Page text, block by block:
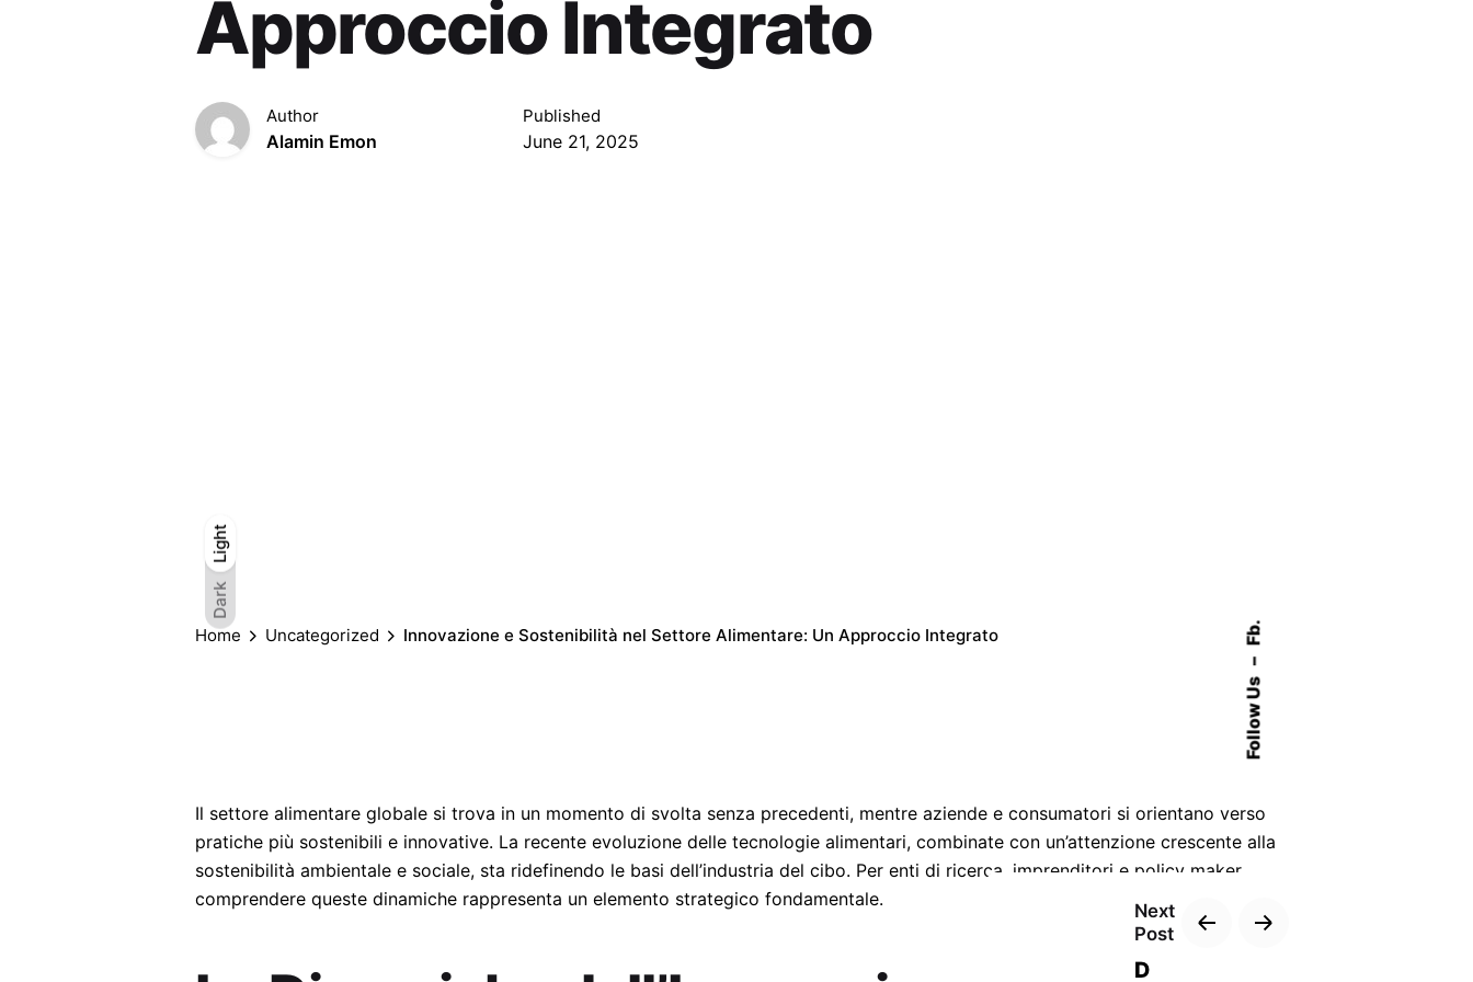
Dark
Light
Dark
Light
Follow Us
–
Fb.
Approccio Integrato
Author
Alamin Emon
Published
June 21, 2025
Home Uncategorized Innovazione e Sostenibilità nel Settore Alimentare: Un Approccio Integrato
Il settore alimentare globale si trova in un momento di svolta senza precedenti, mentre aziende e consumatori si orientano verso
pratiche più sostenibili e innovative. La recente evoluzione delle tecnologie alimentari, combinate con un’attenzione crescente alla
sostenibilità ambientale e sociale, sta ridefinendo le basi dell’industria del cibo. Per enti di ricerca, imprenditori e policy maker,
comprendere queste dinamiche rappresenta un elemento strategico fondamentale.
Next
Post
D